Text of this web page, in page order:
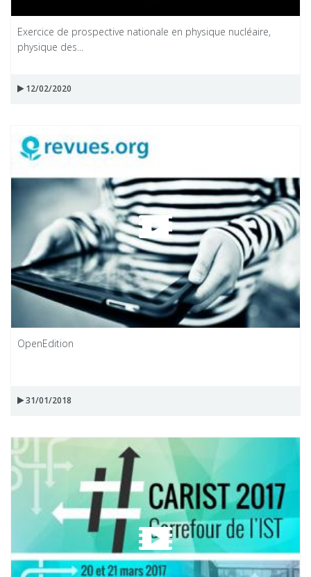
Exercice de prospective nationale en physique nucléaire,
physique des...
12/02/2020
OpenEdition
31/01/2018